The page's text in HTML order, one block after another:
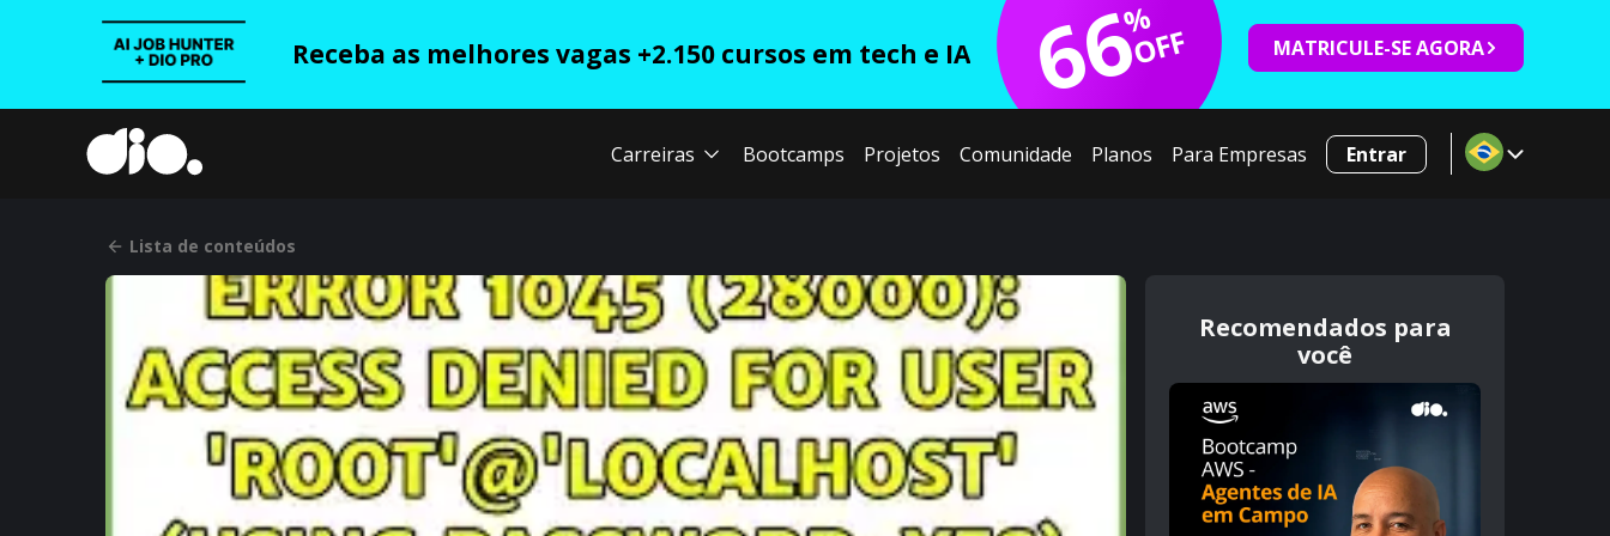
Receba as melhores vagas +2.150 cursos em tech e IA 66
%
OFF MATRICULE-SE AGORA
Carreiras Bootcamps Projetos Comunidade Planos Para Empresas Entrar
Lista de conteúdos
Recomendados para
você